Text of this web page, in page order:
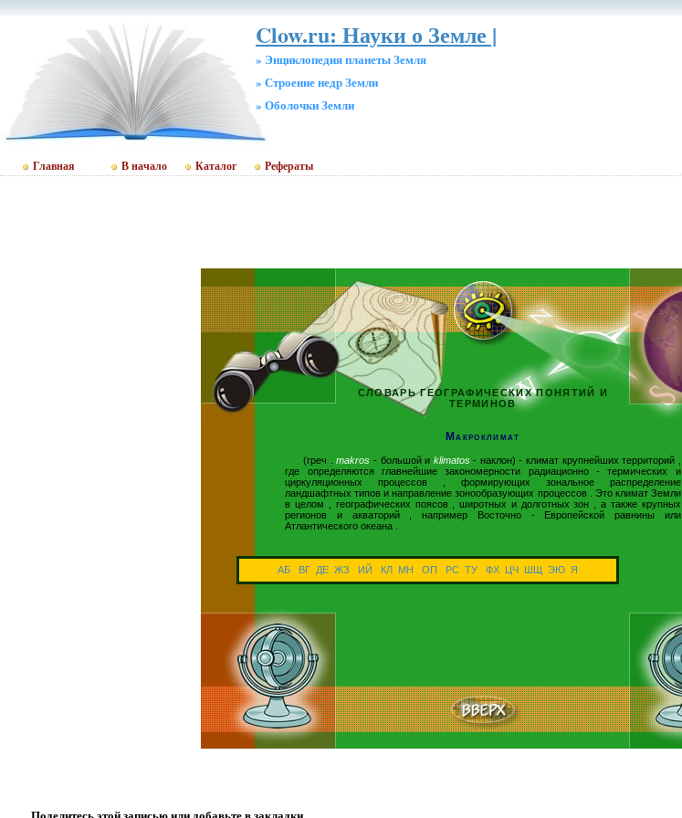
Clow.ru: Науки о Земле |
» Энциклопедия планеты Земля
» Строение недр Земли
» Оболочки Земли
Главная В начало Каталог Рефераты
СЛОВАРЬ ГЕОГРАФИЧЕСКИХ ПОНЯТИЙ И
ТЕРМИНОВ
Макроклимат
(греч .makros- большой и klimatos- наклон) - климат крупнейших территорий ,
где определяются главнейшие закономерности радиационно - термических и
циркуляционных процессов , формирующих зональное распределение
ландшафтных типов и направление зонообразующих процессов . Это климат Земли
в целом , географических поясов , широтных и долготных зон , а также крупных
регионов и акваторий , например Восточно - Европейской равнины или
Атлантического океана .
АБ ВГ ДЕ ЖЗ ИЙ КЛ МН ОП РС ТУ ФХ ЦЧ ЭЮ Я